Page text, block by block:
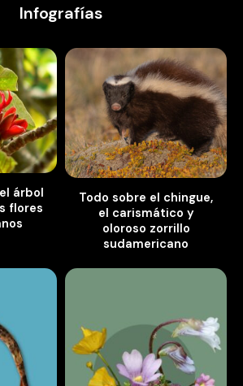
Infografías
árbol
flores
Todo sobre el chingue,
el carismático y
oloroso zorrillo
sudamericano